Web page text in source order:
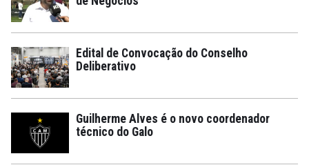
Edital de Convocação do Conselho
Deliberativo
Guilherme Alves é o novo coordenador
técnico do Galo